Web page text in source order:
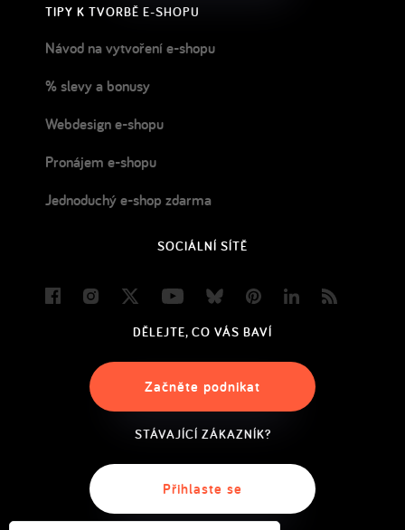
TIPY K TVORBĚ E-SHOPU
Návod na vytvoření e-shopu
% slevy a bonusy
Webdesign e-shopu
Pronájem e-shopu
Jednoduchý e-shop zdarma
SOCIÁLNÍ SÍTĚ
FacebookInstagram
Twitter YoutubeBlueskyPinterestLinkedIn
DĚLEJTE, CO VÁS BAVÍ
Začněte podnikat
STÁVAJÍCÍ ZÁKAZNÍK?
Přihlaste se